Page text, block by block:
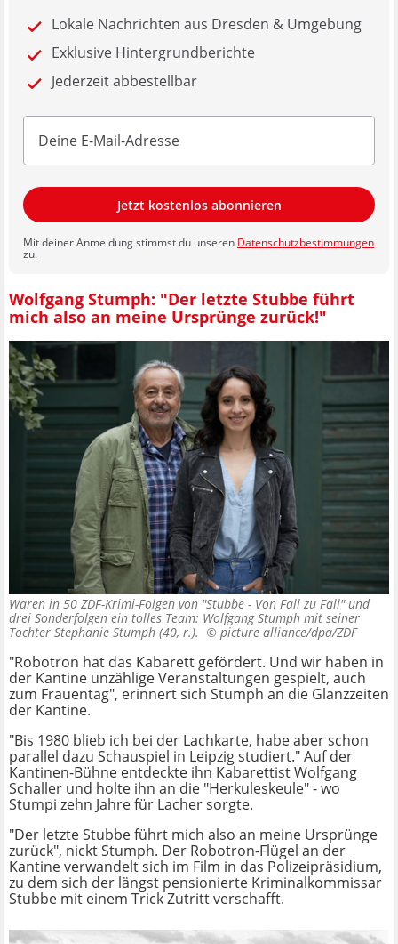
Lokale Nachrichten aus Dresden & Umgebung
Exklusive Hintergrundberichte
Jederzeit abbestellbar
Jetzt kostenlos abonnieren
Mit deiner Anmeldung stimmst du unseren Datenschutzbestimmungen
zu.
Wolfgang Stumph: "Der letzte Stubbe führt
mich also an meine Ursprünge zurück!"
Waren in 50 ZDF-Krimi-Folgen von "Stubbe - Von Fall zu Fall" und
drei Sonderfolgen ein tolles Team: Wolfgang Stumph mit seiner
Tochter Stephanie Stumph (40, r.). © picture alliance/dpa/ZDF
"Robotron hat das Kabarett gefördert. Und wir haben in
der Kantine unzählige Veranstaltungen gespielt, auch
zum Frauentag", erinnert sich Stumph an die Glanzzeiten
der Kantine.
"Bis 1980 blieb ich bei der Lachkarte, habe aber schon
parallel dazu Schauspiel in Leipzig studiert." Auf der
Kantinen-Bühne entdeckte ihn Kabarettist Wolfgang
Schaller und holte ihn an die "Herkuleskeule" - wo
Stumpi zehn Jahre für Lacher sorgte.
"Der letzte Stubbe führt mich also an meine Ursprünge
zurück", nickt Stumph. Der Robotron-Flügel an der
Kantine verwandelt sich im Film in das Polizeipräsidium,
zu dem sich der längst pensionierte Kriminalkommissar
Stubbe mit einem Trick Zutritt verschafft.